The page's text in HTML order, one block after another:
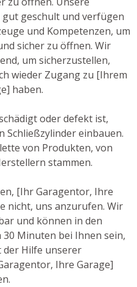
geschult und verfügen
und Kompetenzen, um
sicher zu öffnen. Wir
um sicherzustellen,
wieder Zugang zu [Ihrem
haben.
oder defekt ist,
Schließzylinder einbauen.
von Produkten, von
stammen.
[Ihr Garagentor, Ihre
nicht, uns anzurufen. Wir
und können in den
Minuten bei Ihnen sein,
der Hilfe unserer
Ihre Garage]